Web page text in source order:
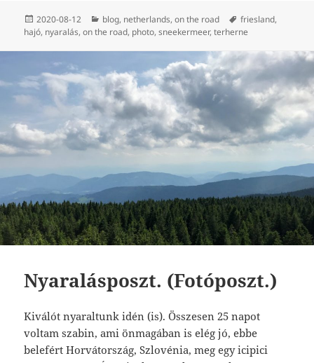
Közzétéve
2020-08-12 Kategória
blog, netherlands,on the road Címke
friesland,
hajó, nyaralás,on the road, photo,sneekermeer,terherne
Nyaralásposzt. (Fotóposzt.)
Kiválót nyaraltunk idén (is). Összesen 25 napot
voltam szabin, ami önmagában is elég jó, ebbe
belefért Horvátország, Szlovénia, meg egy icipici